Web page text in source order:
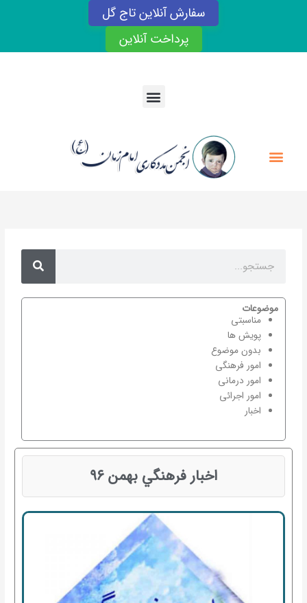
سفارش آنلاین تاج گل
پرداخت آنلاین
Menu
Search
موضوعات
مناسبتی
پویش ها
بدون موضوع
امور فرهنگی
امور درمانی
امور اجرائی
اخبار
اخبار فرهنگي بهمن ۹۶